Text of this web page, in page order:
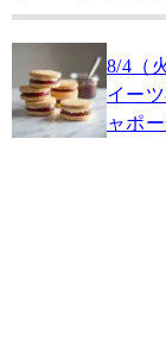
8/4（
イー
ャポ